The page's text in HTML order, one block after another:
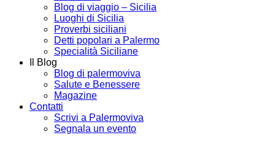
Blog di viaggio – Sicilia
Luoghi di Sicilia
Proverbi siciliani
Detti popolari a Palermo
Specialità Siciliane
Il Blog
Blog di palermoviva
Salute e Benessere
Magazine
Contatti
Scrivi a Palermoviva
Segnala un evento